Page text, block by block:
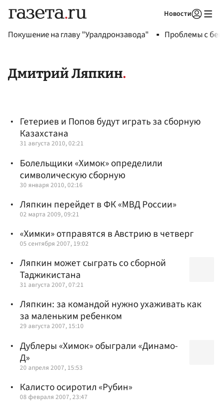
Новости
Покушение на главу "Уралдронзавода" Проблемы с
Дмитрий Ляпкин
Гетериев и Попов будут играть за сборную
Казахстана
31 августа 2010, 02:21
Болельщики «Химок» определили
символическую сборную
30 января 2010, 02:16
Ляпкин перейдет в ФК «МВД России»
02 марта 2009, 09:21
«Химки» отправятся в Австрию в четверг
05 сентября 2007, 19:02
Ляпкин может сыграть со сборной
Таджикистана
31 августа 2007, 07:21
Ляпкин: за командой нужно ухаживать как
за маленьким ребенком
29 августа 2007, 15:10
Дублеры «Химок» обыграли «Динамо-
Д»
20 апреля 2007, 15:53
Калисто осиротил «Рубин»
08 февраля 2007, 23:47